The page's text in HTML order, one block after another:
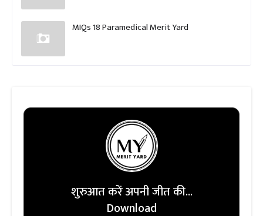
MIQs 18 Paramedical Merit Yard
शुरुआत करें अपनी जीत की...
Download